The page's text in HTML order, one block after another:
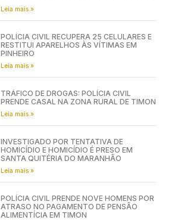
Leia mais »
POLÍCIA CIVIL RECUPERA 25 CELULARES E
RESTITUI APARELHOS ÀS VÍTIMAS EM
PINHEIRO
Leia mais »
TRÁFICO DE DROGAS: POLÍCIA CIVIL
PRENDE CASAL NA ZONA RURAL DE TIMON
Leia mais »
INVESTIGADO POR TENTATIVA DE
HOMICÍDIO E HOMICÍDIO É PRESO EM
SANTA QUITÉRIA DO MARANHÃO
Leia mais »
POLÍCIA CIVIL PRENDE NOVE HOMENS POR
ATRASO NO PAGAMENTO DE PENSÃO
ALIMENTÍCIA EM TIMON